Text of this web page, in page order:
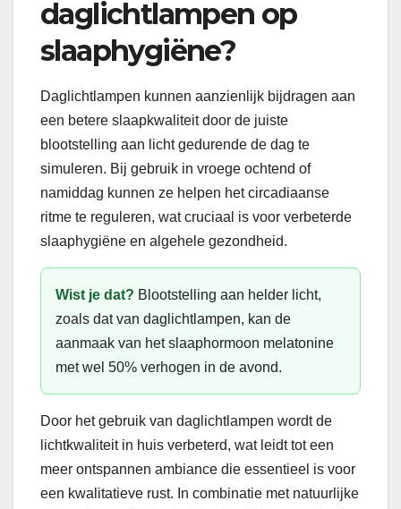
daglichtlampen op
slaaphygiëne?
Daglichtlampen kunnen aanzienlijk bijdragen aan
een betere slaapkwaliteit door de juiste
blootstelling aan licht gedurende de dag te
simuleren. Bij gebruik in vroege ochtend of
namiddag kunnen ze helpen het circadiaanse
ritme te reguleren, wat cruciaal is voor verbeterde
slaaphygiëne en algehele gezondheid.
Wist je dat? Blootstelling aan helder licht,
zoals dat van daglichtlampen, kan de
aanmaak van het slaaphormoon melatonine
met wel 50% verhogen in de avond.
Door het gebruik van daglichtlampen wordt de
lichtkwaliteit in huis verbeterd, wat leidt tot een
meer ontspannen ambiance die essentieel is voor
een kwalitatieve rust. In combinatie met natuurlijke